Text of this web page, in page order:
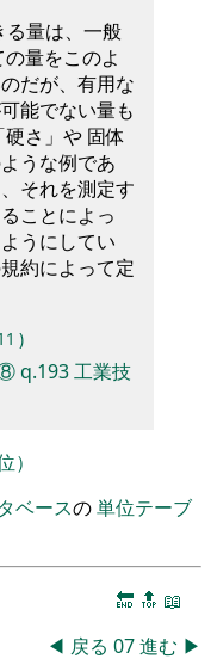
る量は、一般
量をこのよ
だが、有用な
能でない量も
硬さ」や 固体
うな例であ
それを測定す
ことによっ
うにしてい
約によって定
)
q.193工業技
ベースの単位テーブ
🔚 🔝 📖
◀ 戻る 07進む ▶